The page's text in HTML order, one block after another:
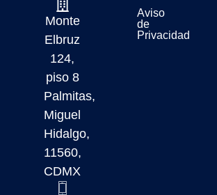
Monte
Elbruz
124,
piso 8
Palmitas,
Miguel
Hidalgo,
11560,
CDMX
Aviso
de
Privacidad